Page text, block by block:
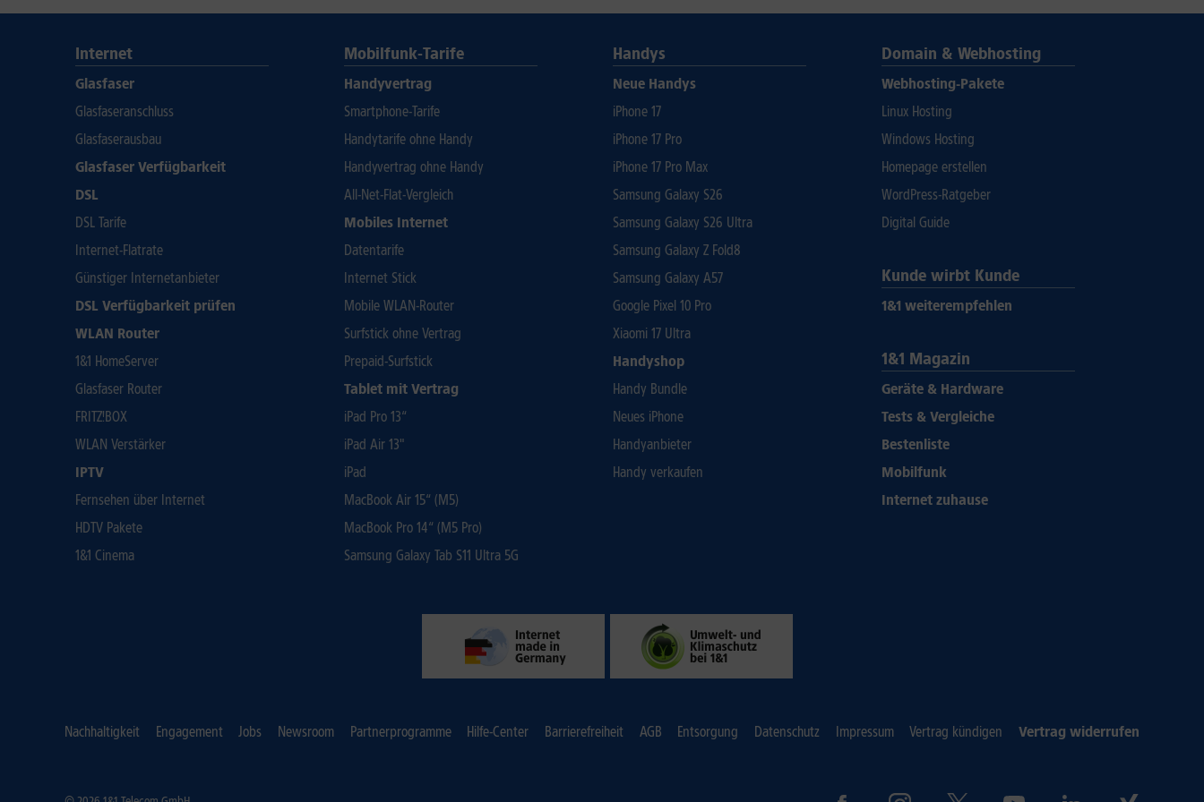
Internet
Glasfaser
Glasfaseranschluss
Glasfaserausbau
Glasfaser Verfügbarkeit
DSL
DSL Tarife
Internet-Flatrate
Günstiger Internetanbieter
DSL Verfügbarkeit prüfen
WLAN Router
1&1 HomeServer
Glasfaser Router
FRITZ!BOX
WLAN Verstärker
IPTV
Fernsehen über Internet
HDTV Pakete
1&1 Cinema
Mobilfunk-Tarife
Handyvertrag
Smartphone-Tarife
Handytarife ohne Handy
Handyvertrag ohne Handy
All-Net-Flat-Vergleich
Mobiles Internet
Datentarife
Internet Stick
Mobile WLAN-Router
Surfstick ohne Vertrag
Prepaid-Surfstick
Tablet mit Vertrag
iPad Pro 13“
iPad Air 13"
iPad
MacBook Air 15“ (M5)
MacBook Pro 14“ (M5 Pro)
Samsung Galaxy Tab S11 Ultra 5G
Handys
Neue Handys
iPhone 17
iPhone 17 Pro
iPhone 17 Pro Max
Samsung Galaxy S26
Samsung Galaxy S26 Ultra
Samsung Galaxy Z Fold8
Samsung Galaxy A57
Google Pixel 10 Pro
Xiaomi 17 Ultra
Handyshop
Handy Bundle
Neues iPhone
Handyanbieter
Handy verkaufen
Domain & Webhosting
Webhosting-Pakete
Linux Hosting
Windows Hosting
Homepage erstellen
WordPress-Ratgeber
Digital Guide
Kunde wirbt Kunde
1&1 weiterempfehlen
1&1 Magazin
Geräte & Hardware
Tests & Vergleiche
Bestenliste
Mobilfunk
Internet zuhause
Nachhaltigkeit Engagement Jobs Newsroom Partnerprogramme Hilfe-Center Barrierefreiheit AGB Entsorgung Datenschutz Impressum Vertrag kündigen Vertrag widerrufen